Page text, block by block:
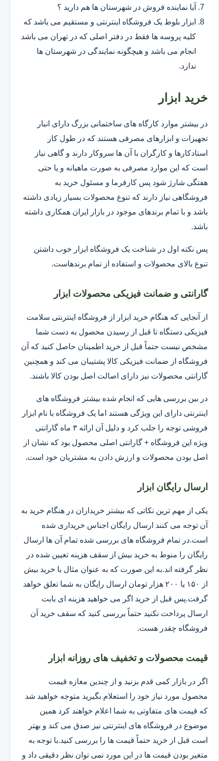
آیا نماینده فروش در شهرستان ها هم دارید ؟
ابزار بلوط یک فروشگاه اینترنتی و مستقیم می باشد که
کلیه پروسه ها فقط در دفتر اصلی که در تهران می باشد
انجام می باشد و هیچگونه نمایندگی در شهرستان ها
ندارد.
خرید ابزار
در بیشتر موارد کارگاه های ساختمانی بزرگ دارای انبار
تجهیزات و ابزارهای مصرفی هستند که در طول کار
استادکارها و کارگران با آن ها سروکار دارند و گاهی نیاز
است که این موارد مصرفی به صورت ماهیانه و یا حتی
هفتگی شارژ شود پس کارفرما و مسئول خرید به
فروشگاهی نیاز دارند که تنوع محصولات بسیار زیادی داشته
باشد و با تمام برندهای موجود در بازار ایران همکاری داشته
باشد.
پس نکته اول در شناخت یک فروشگاه ابزار خوب داشتن
تنوع بالای محصولات و استفاده از تمام برندهاست.
گارانتی و ضمانت فیزیکی محصولات ابزار
از آنجایی که هنگام خرید ابزار از فروشگاه اینترنتی سلامت
فیزیکی دستگاه تا قبل از رسیدن محصول به دست شما
مشخص نیست حتماً قبل از خرید اطمینان حاصل کنید که آن
فروشگاه از ضمانت فیزیکی کالا پشتیبان می کند و همچنین
گارانتی محصولات نیز دارای اصالت اصل بودن کالا باشند.
در بین بررسی هایی که انجام شده بیشتر فروشگاه های
اینترنتی دارای این ویژگی هستند اما یک فروشگاه با نام ابزار
فروشی توجه را جلب کرد و دلیل آن ارائه ۳ ماه گارانتی
ویژه این فروشگاه + گارانتی اصلی محصول بود که نشان از
اصل بودن محصولات و ارزش دادن به مشتریان خود است.
ارسال رایگان ابزار
یکی از مهم ترین نکاتی که بیشتر خریداران در هنگام خرید به
آن توجه می کنند ارسال رایگان اجناس خریداری شده
است.در تمام فروشگاه های بررسی شده تمام آن ها ارسال
رایگان را منوط به خرید بیش از سقف هزینه تعیین شده در
نظر گرفته اند.به این صورت که به عنوان مثال با خرید بیش
از ۱۵۰ یا ۲۰۰ هزار تومان ارسال رایگان به شما تعلق خواهد
گرفت.پس قبل از خرید اگر می خواهید هزینه ای بابت
ارسال پرداخت نکنید حتماً بررسی کنید که سقف خرید آن
فروشگاه چقدر هست.
قیمت محصولات و تخفیف های روزانه ابزار
اگر در بازار کمی قدم بزنید و از چندین مغازه قیمت
محصول مورد نیاز خود را استعلام بگیرید متوجه خواهید شد
که قیمت های متفاوتی به شما اعلام خواهند کرد همین
موضوع در فروشگاه های اینترنتی نیز صدق می کند و بهتر
است قبل از خرید حتماً قیمت ها را بررسی کنید.با توجه به
متغیر بودن قیمت ها در این مورد نمی توان نظر دقیقی داد و